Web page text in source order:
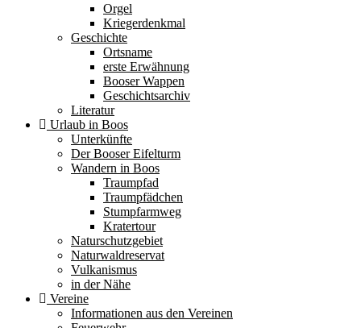
Orgel
Kriegerdenkmal
Geschichte
Ortsname
erste Erwähnung
Booser Wappen
Geschichtsarchiv
Literatur
Urlaub in Boos
Unterkünfte
Der Booser Eifelturm
Wandern in Boos
Traumpfad
Traumpfädchen
Stumpfarmweg
Kratertour
Naturschutzgebiet
Naturwaldreservat
Vulkanismus
in der Nähe
Vereine
Informationen aus den Vereinen